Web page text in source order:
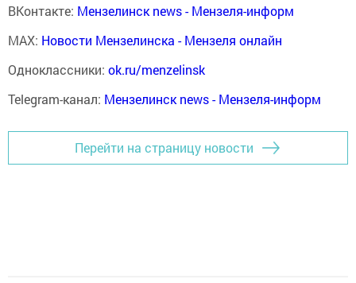
ВКонтакте: Мензелинск news - Мензеля-информ
MAX: Новости Мензелинска - Мензеля онлайн
Одноклассники: ok.ru/menzelinsk
Telegram-канал: Мензелинск news - Мензеля-информ
Перейти на страницу новости